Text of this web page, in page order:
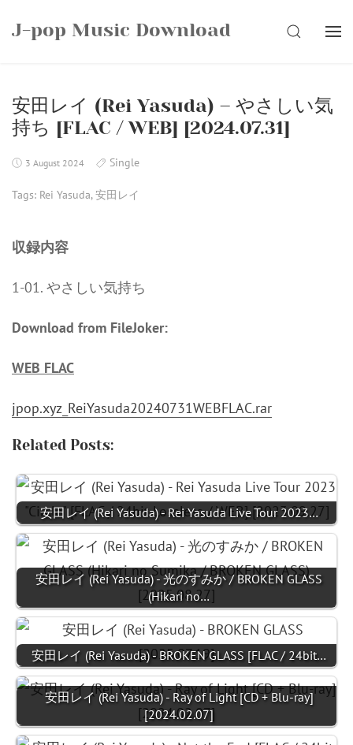
J-pop Music Download SEARCH
安田レイ (Rei Yasuda) – やさしい気
持ち [FLAC / WEB] [2024.07.31]
3 August 2024 Single
Tags: Rei Yasuda,安田レイ
収録内容
1-01. やさしい気持ち
Download from FileJoker:
WEB FLAC
jpop.xyz_ReiYasuda20240731WEBFLAC.rar
Related Posts:
安田レイ (Rei Yasuda) - Rei Yasuda Live Tour 2023…
安田レイ (Rei Yasuda) - 光のすみか / BROKEN GLASS
(Hikari no…
安田レイ (Rei Yasuda) - BROKEN GLASS [FLAC / 24bit…
安田レイ (Rei Yasuda) - Ray of Light [CD + Blu-ray]
[2024.02.07]